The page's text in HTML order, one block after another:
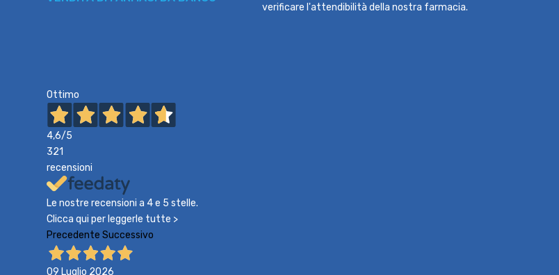
verificare l'attendibilità della nostra farmacia.
Ottimo
4,6/5
321
recensioni
Le nostre recensioni a 4 e 5 stelle.
Clicca qui per leggerle tutte >
Precedente Successivo
09 Luglio 2026